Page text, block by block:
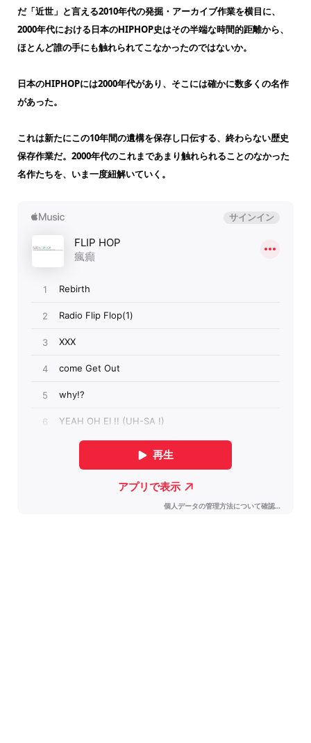
だ「近世」と言える2010年代の発掘・アーカイブ作業を横目に、
2000年代における日本のHIPHOP史はその半端な時間的距離から、
ほとんど誰の手にも触れられてこなかったのではないか。
日本のHIPHOPには2000年代があり、そこには確かに数多くの名作
があった。
これは新たにこの10年間の遺構を保存し口伝する、終わらない歴史
保存作業だ。2000年代のこれまであまり触れられることのなかった
名作たちを、いま一度紐解いていく。